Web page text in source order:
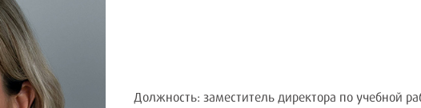
Должность: заместитель директора по учебной